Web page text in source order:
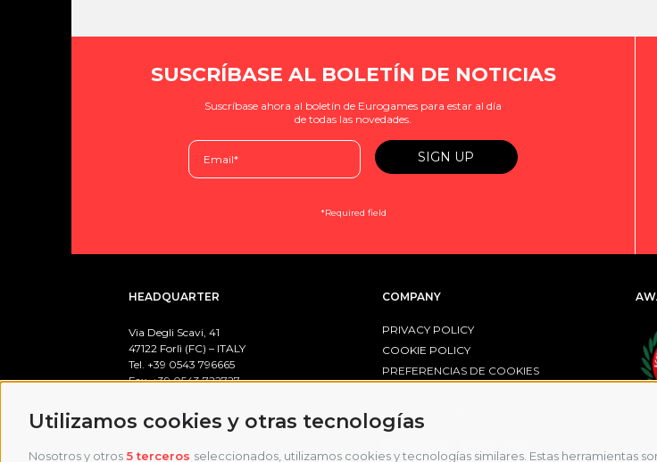
Utilizamos cookies y otras tecnologías
Nosotros y otros 5 terceros seleccionados, utilizamos cookies y tecnologías similares. Estas herramientas
SUSCRÍBASE AL BOLETÍN DE NOTICIAS
Suscríbase ahora al boletín de Eurogames para estar al día
de todas las novedades.
*Required field
HEADQUARTER
Via Degli Scavi, 41
47122 Forlì (FC) – ITALY
Tel. +39 0543 796665
Fax. +39 0543 722727
COMPANY
PRIVACY POLICY
COOKIE POLICY
PREFERENCIAS DE COOKIES
POR FESR EMILIA-ROMAGNA